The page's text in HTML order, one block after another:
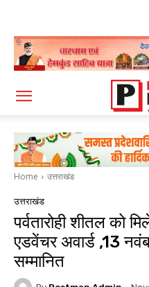
Home उत्तराखंड
उत्तराखंड
पर्वतारोही शीतल को
एडवेंचर अवार्ड ,13 नवंबर
सम्मानित